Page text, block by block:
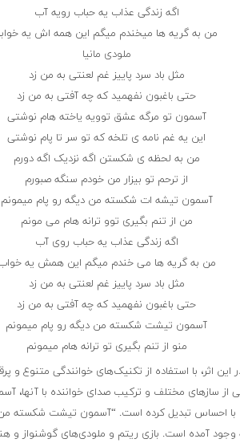
اگه زندگی عذاب یه حباب رویه آب
من به گریه ها میخندم میگم این همه اش یه
ملودی مانیا
مثل باد سرد پاییز غم لعنتی به من زد
حتی باغبون نفهمید که چه آفتی به من زد
آسمون تو مرگه عشق توویه یاخته هام نوشتی
این یه غم نامه ی تلخه که تو سر تا پام نوشتی
من به لحظه ی شکستن اگه نزدیک اگه دورم
از ترحم تو بیزار من خودم سنگه صبورم
آسمون تیشه ات شکسته من دیگه رو پام میمونم
من از تنم بگیری توو ترانه هام می مونم
اگه زندگی عذاب یه حباب روی آب
من به گریه ها می خندم میگم این همش یه
مثل باد سرد پاییز غم لعنتی به من زد
حتی باغبون نفهمید که چه آفتی به من زد
آسمون تیشت شکسته من دیگه رو پام میمونم
منو از تنم بگیری تو ترانه هام میمونم
اثر، با استفاده از تکنیک‌های خوانندگی متنوع و
از سازهای مختلف و ترکیب صدای خواننده با
با احساس تبدیل کرده است. “آسمون تیشت شکسته من
وجود آمده است. بازی ریتم و ملودی‌های گوشنواز و